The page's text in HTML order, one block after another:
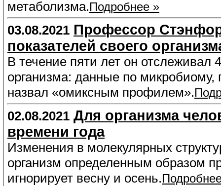
метаболизма.Подробнее »
03.08.2021 Профессор
показателей своего
В течение пяти лет он отслеживал
организма: данные по
назвал «омиксным профилем».
02.08.2021 Для организма
времени года
Изменения в молекулярных
организм определенным образом
игнорирует весну и осень.